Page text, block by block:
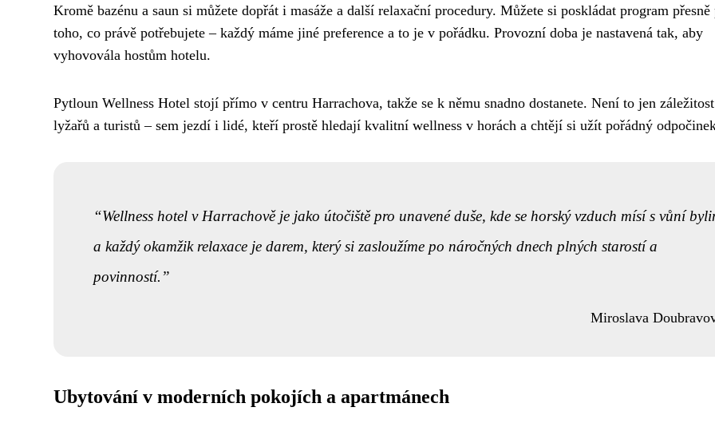
Kromě bazénu a saun si můžete dopřát i masáže a další relaxační procedury. Můžete si poskládat program přesně
toho, co právě potřebujete – každý máme jiné preference a to je v pořádku. Provozní doba je nastavená tak, aby
vyhovovála hostům hotelu.
Pytloun Wellness Hotel stojí přímo v centru Harrachova, takže se k němu snadno dostanete. Není to jen záležitost
lyžařů a turistů – sem jezdí i lidé, kteří prostě hledají kvalitní wellness v horách a chtějí si užít pořádný
Wellness hotel v Harrachově je jako útočiště pro unavené duše, kde se horský vzduch mísí s vůní
a každý okamžik relaxace je darem, který si zasloužíme po náročných dnech plných starostí a
povinností.
Miroslava
Ubytování v moderních pokojích a apartmánech